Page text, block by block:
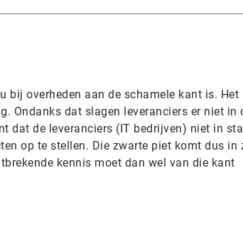
bij overheden aan de schamele kant is. Het
Ondanks dat slagen leveranciers er niet in
dat de leveranciers (IT bedrijven) niet in
op te stellen. Die zwarte piet komt dus in
kennis moet dan wel van die kant